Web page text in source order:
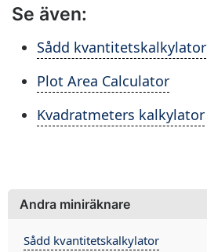
Se även:
Sådd kvantitetskalkylator
Plot Area Calculator
Kvadratmeters kalkylator
Andra miniräknare
Sådd kvantitetskalkylator